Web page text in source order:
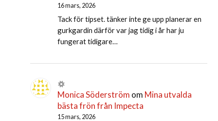
16 mars, 2026
Tack för tipset. tänker inte ge upp planerar en
gurkgardin därför var jag tidig i år har ju
fungerat tidigare…
Monica Söderström om Mina utvalda
bästa frön från Impecta
15 mars, 2026